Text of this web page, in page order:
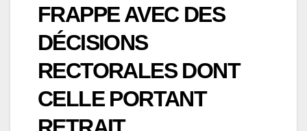
FRAPPE AVEC DES
DÉCISIONS
RECTORALES DONT
CELLE PORTANT